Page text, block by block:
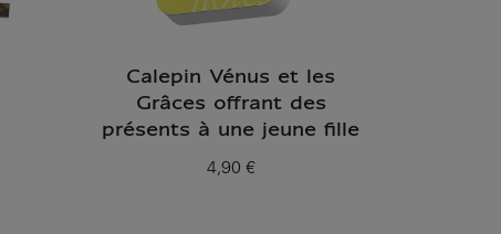
Calepin Vénus et les
Grâces offrant des
présents à une jeune fille
Prix ​​actuel
4,90 €